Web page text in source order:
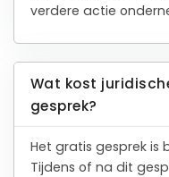
verdere actie
Wat kost
gesprek?
Het gratis gesprek is
Tijdens of na dit